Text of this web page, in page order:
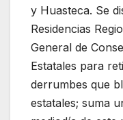
y Huasteca. Se
Residencias
General de
Estatales para
derrumbes que
estatales; suma